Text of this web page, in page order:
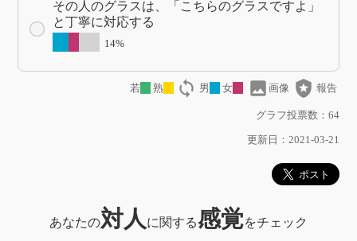
その人のグラスは、「こちらのグラスですよ」
と丁寧に対応する
14%
若 熟 loop 男 女 image 画像 local_police 報告
グラフ投票数：64
更新日：2021-03-21
あなたの対人 に関する感覚をチェック